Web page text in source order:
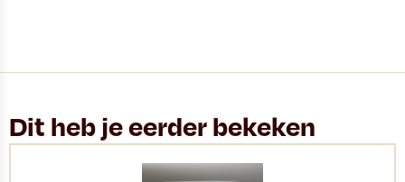
Dit heb je eerder bekeken